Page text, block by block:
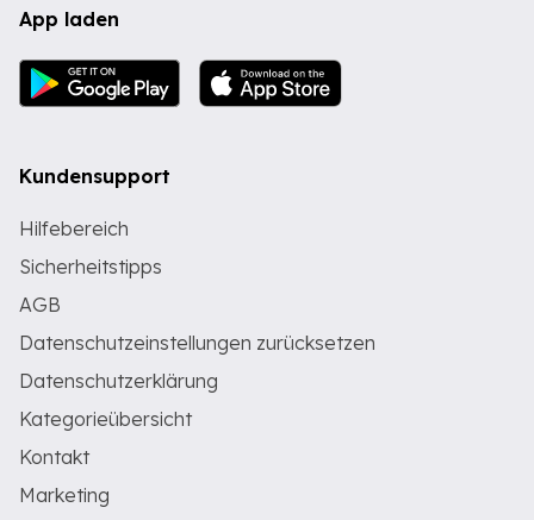
App laden
Kundensupport
Hilfebereich
Sicherheitstipps
AGB
Datenschutzeinstellungen zurücksetzen
Datenschutzerklärung
Kategorieübersicht
Kontakt
Marketing